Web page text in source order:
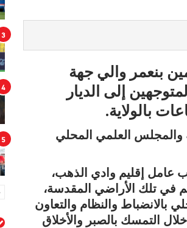
07 يونيو 2023 السيد لامين بنعمر والي جهة
إلى الديار
والمجلس العلمي المحلي
عامل إقليم وادي الذهب،
في تلك الأراضي المقدسة،
بالانضباط والنظام والتعاون
التمسك بالصبر والأخلاق
3
4
5